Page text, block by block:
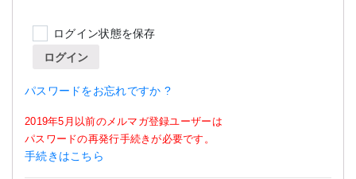
ログイン状態を保存
ログイン
パスワードをお忘れですか ?
2019年5月以前のメルマガ登録ユーザーは
パスワードの再発行手続きが必要です。
手続きはこちら